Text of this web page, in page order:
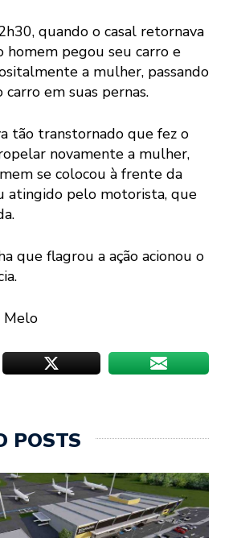
quando o casal retornava
homem pegou seu carro e
a mulher, passando
carro em suas pernas.
tão transtornado que fez o
novamente a mulher,
se colocou à frente da
atingido pelo motorista, que
que flagrou a ação acionou o
Melo
POSTS